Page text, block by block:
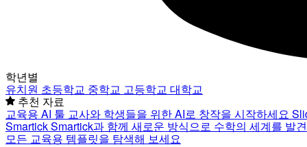
학년별
유치원 초등학교 중학교 고등학교 대학교
추천 자료
교육용 AI 툴 교사와 학생들을 위한 AI로 창작을 시작하세요
SmartickSmartick과 함께 새로운 방식으로 수학의 세계를 발
모든 교육용 템플릿을 탐색해 보세요